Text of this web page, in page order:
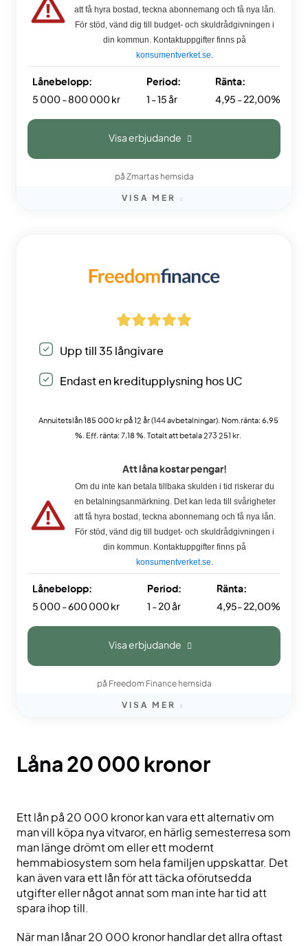
att få hyra bostad, teckna abonnemang och få nya lån.
För stöd, vänd dig till budget- och skuldrådgivningen i
din kommun. Kontaktuppgifter finns på
konsumentverket.se.
Lånebelopp:
5 000 - 800 000 kr
Period:
1 - 15 år
Ränta:
4,95 - 22,00%
Visa erbjudande
på Zmartas hemsida
VISA MER
Upp till 35 långivare
Endast en kreditupplysning hos UC
Annuitetslån 185 000 kr på 12 år (144 avbetalningar). Nom.ränta: 6,95
%. Eff. ränta: 7,18 %. Totalt att betala 273 251 kr.
Att låna kostar pengar!
Om du inte kan betala tillbaka skulden i tid riskerar du
en betalningsanmärkning. Det kan leda till svårigheter
att få hyra bostad, teckna abonnemang och få nya lån.
För stöd, vänd dig till budget- och skuldrådgivningen i
din kommun. Kontaktuppgifter finns på
konsumentverket.se
Lånebelopp:
5 000 - 600 000 kr
Period:
1 - 20 år
Ränta:
4,95- 22,00%
Visa erbjudande
på Freedom Finance hemsida
VISA MER
Låna 20 000 kronor
Ett lån på 20 000 kronor kan vara ett alternativ om
man vill köpa nya vitvaror, en härlig semesterresa som
man länge drömt om eller ett modernt
hemmabiosystem som hela familjen uppskattar. Det
kan även vara ett lån för att täcka oförutsedda
utgifter eller något annat som man inte har tid att
spara ihop till.
När man lånar 20 000 kronor handlar det allra oftast